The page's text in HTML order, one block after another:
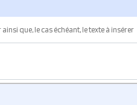
que, le cas échéant, le texte à insérer